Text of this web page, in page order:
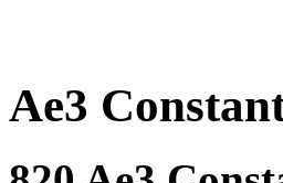
Ae3